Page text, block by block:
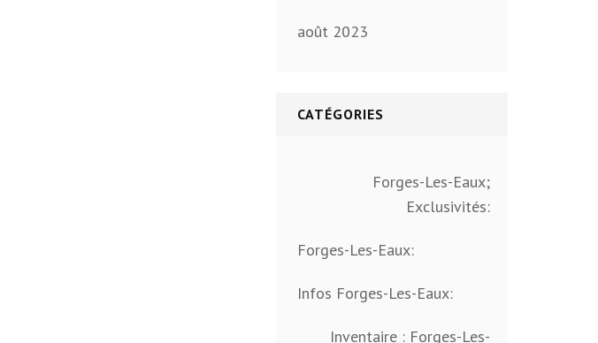
août 2023
CATÉGORIES
Forges-Les-Eaux;
Exclusivités:
Forges-Les-Eaux:
Infos Forges-Les-Eaux:
Inventaire : Forges-Les-